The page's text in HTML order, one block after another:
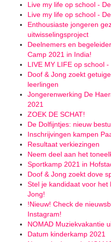
Live my life op school -
Live my life op school -
Enthousiaste jongeren
uitwisselingsproject
Deelnemers en
Camp 2021 in India!
LIVE MY LIFE op school -
Doof & Jong zoekt
leerlingen
Jongerenwerking De
2021
ZOEK DE SCHAT!
De Dolfijntjes: nieuw
Inschrijvingen kampen
Resultaat verkiezingen
Neem deel aan het
Sportkamp 2021 in
Doof & Jong zoekt dove
Stel je kandidaat voor het
Jong!
!Nieuw! Check de
Instagram!
NOMAD Muziekvakantie
Datum kinderkamp 2021